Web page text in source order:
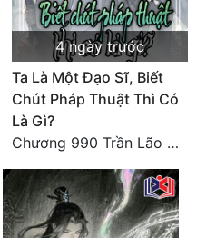
4 ngày trước
Ta Là Một Đạo Sĩ, Biết
Chút Pháp Thuật Thì Có
Là Gì?
Chương 990 Trần Lão Ma Đắt Hàng